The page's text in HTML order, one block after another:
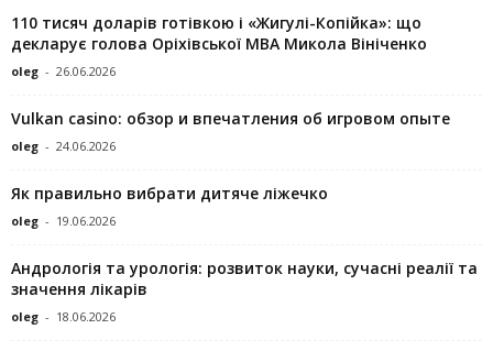
110 тисяч доларів готівкою і «Жигулі-Копійка»: що
декларує голова Оріхівської МВА Микола Вініченко
oleg - 26.06.2026
Vulkan casino: обзор и впечатления об игровом опыте
oleg - 24.06.2026
Як правильно вибрати дитяче ліжечко
oleg - 19.06.2026
Андрологія та урологія: розвиток науки, сучасні реалії та
значення лікарів
oleg - 18.06.2026